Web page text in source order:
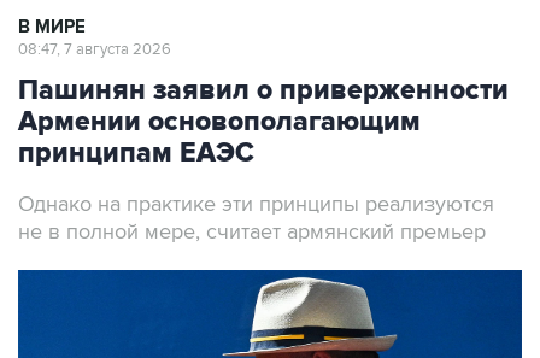
В МИРЕ
08:47, 7 августа 2026
Пашинян заявил о приверженности
Армении основополагающим
принципам ЕАЭС
Однако на практике эти принципы реализуются
не в полной мере, считает армянский премьер